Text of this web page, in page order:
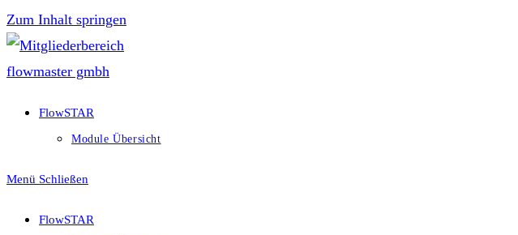
Zum Inhalt springen
FlowSTAR
Module Übersicht
Menü Schließen
FlowSTAR